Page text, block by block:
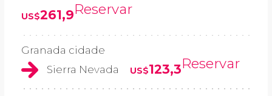
US$261,9Reservar
Granada cidade
Sierra Nevada
US$123,3Reservar